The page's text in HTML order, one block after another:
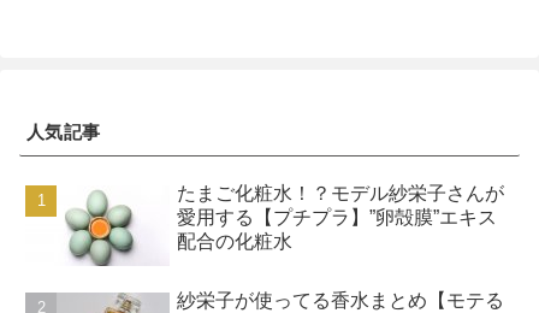
人気記事
たまご化粧水！？モデル紗栄子さんが
愛用する【プチプラ】”卵殻膜”エキス
配合の化粧水
紗栄子が使ってる香水まとめ【モテる